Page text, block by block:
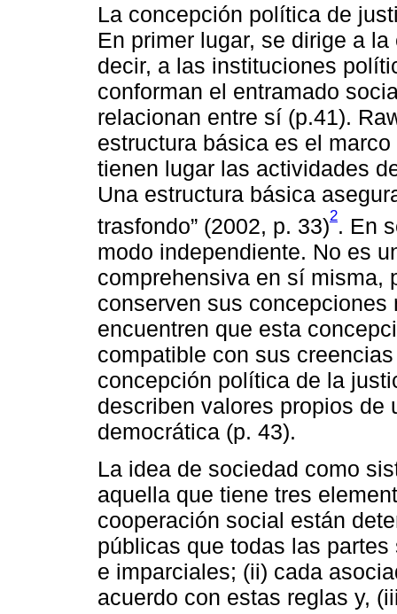
La concepción política de
En primer lugar, se dirige a
decir, a las instituciones
conforman el entramado
relacionan entre sí (p.41).
estructura básica es el
tienen lugar las actividades
Una estructura básica
trasfondo” (2002, p. 33)2. En
modo independiente. No es
comprehensiva en sí misma,
conserven sus
encuentren que esta
compatible con sus
concepción política de la
describen valores propios de
democrática (p. 43).
La idea de sociedad como
aquella que tiene tres
cooperación social están
públicas que todas las
e imparciales; (ii) cada
acuerdo con estas reglas y,